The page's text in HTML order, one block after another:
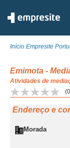
Início Empresite
Emimota -
Atividades de
(0
Endereço e
Morada